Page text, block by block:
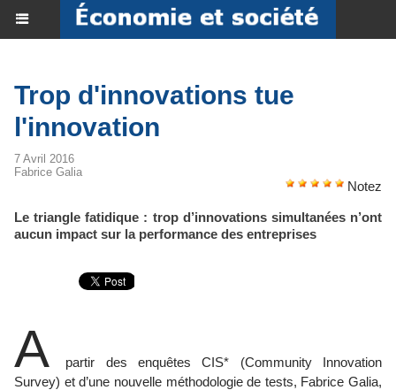
Trop d'innovations tue
l'innovation
7 Avril 2016
Fabrice Galia
Notez
Le triangle fatidique : trop d’innovations simultanées n’ont
aucun impact sur la performance des entreprises
A
partir des enquêtes CIS* (Community Innovation
Survey) et d’une nouvelle méthodologie de tests, Fabrice Galia,